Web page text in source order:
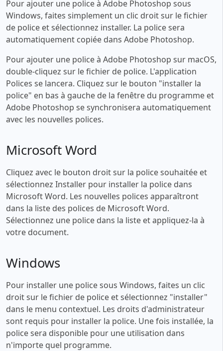
Pour ajouter une police à Adobe Photoshop sous
Windows, faites simplement un clic droit sur le fichier
de police et sélectionnez installer. La police sera
automatiquement copiée dans Adobe Photoshop.
Pour ajouter une police à Adobe Photoshop sur macOS,
double-cliquez sur le fichier de police. L'application
Polices se lancera. Cliquez sur le bouton "installer la
police" en bas à gauche de la fenêtre du programme et
Adobe Photoshop se synchronisera automatiquement
avec les nouvelles polices.
Microsoft Word
Cliquez avec le bouton droit sur la police souhaitée et
sélectionnez Installer pour installer la police dans
Microsoft Word. Les nouvelles polices apparaîtront
dans la liste des polices de Microsoft Word.
Sélectionnez une police dans la liste et appliquez-la à
votre document.
Windows
Pour installer une police sous Windows, faites un clic
droit sur le fichier de police et sélectionnez "installer"
dans le menu contextuel. Les droits d'administrateur
sont requis pour installer la police. Une fois installée, la
police sera disponible pour une utilisation dans
n'importe quel programme.